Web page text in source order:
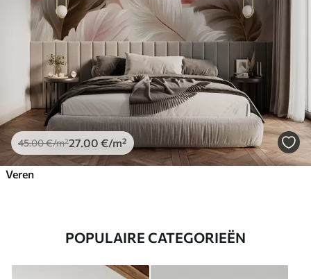
45.00€/m²27 .00 €/m²
Veren
POPULAIRE CATEGORIEËN